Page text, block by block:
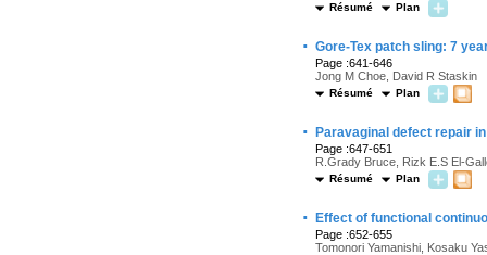
Résumé Plan
· Gore-Tex patch sling: 7
Page :641-646
Jong M Choe, David R Staskin
Résumé Plan
· Paravaginal defect repair
Page :647-651
R.Grady Bruce, Rizk E.S El-
Résumé Plan
· Effect of functional
Page :652-655
Tomonori Yamanishi, Kosaku